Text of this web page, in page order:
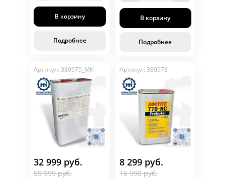
В корзину
Подробнее
В корзину
Подробнее
Артикул: 380979_MK
32 999 руб.
59 999 руб.
Артикул: 380973
8 299 руб.
16 990 руб.